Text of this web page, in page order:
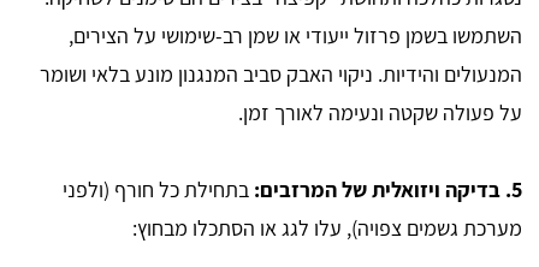
השתמשו בשמן פרזול ייעודי או שמן רב-שימושי על הצירים,
המנעולים והידיות. ניקוי האבק סביב המנגנון מונע בלאי ושומר
על פעולה שקטה ונעימה לאורך זמן.
5. בדיקה ויזואלית של המרזבים:
בתחילת כל חורף (ולפני
מערכת גשמים צפויה), עלו לגג או הסתכלו מבחוץ: